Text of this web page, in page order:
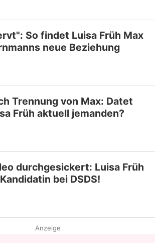
So findet Luisa Früh Max
neue Beziehung
Trennung von Max: Datet
Früh aktuell jemanden?
durchgesickert: Luisa Früh
bei DSDS!
Anzeige